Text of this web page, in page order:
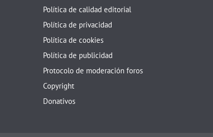
Política de calidad editorial
Política de privacidad
Política de cookies
Política de publicidad
Protocolo de moderación foros
Copyright
Donativos